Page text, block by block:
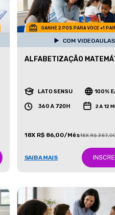
GANHE 2 POS PARA VOCE +1
COM VIDEOAULAS
ALFABETIZAÇÃO
LATO SENSU 100%
360 A 720H 2 A 12
18X R$ 86,00/Mês18X R$
SAIBA MAIS